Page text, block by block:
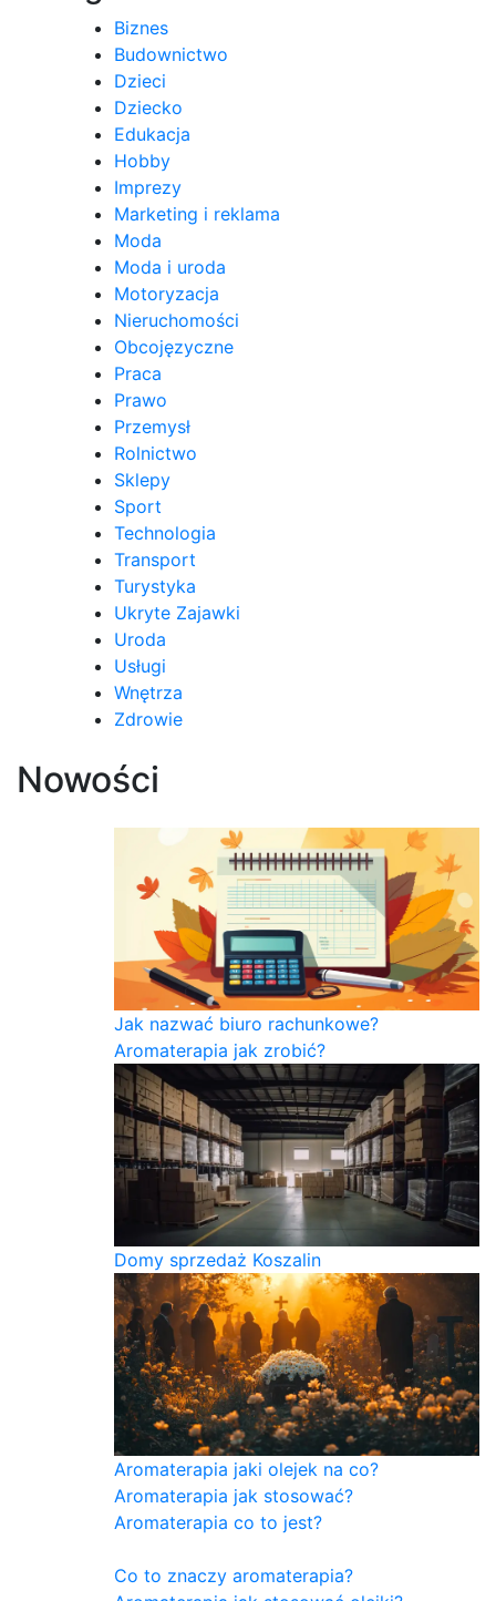
Biznes
Budownictwo
Dzieci
Dziecko
Edukacja
Hobby
Imprezy
Marketing i reklama
Moda
Moda i uroda
Motoryzacja
Nieruchomości
Obcojęzyczne
Praca
Prawo
Przemysł
Rolnictwo
Sklepy
Sport
Technologia
Transport
Turystyka
Ukryte Zajawki
Uroda
Usługi
Wnętrza
Zdrowie
Nowości
Jak nazwać biuro rachunkowe?
Aromaterapia jak zrobić?
Domy sprzedaż Koszalin
Aromaterapia jaki olejek na co?
Aromaterapia jak stosować?
Aromaterapia co to jest?
Co to znaczy aromaterapia?